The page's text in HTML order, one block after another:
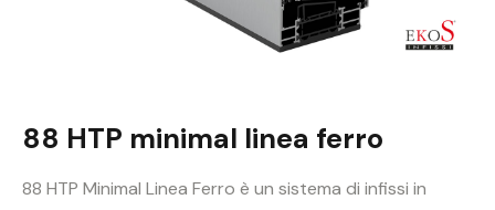
88 HTP minimal linea ferro
88 HTP Minimal Linea Ferro è un sistema di infissi in